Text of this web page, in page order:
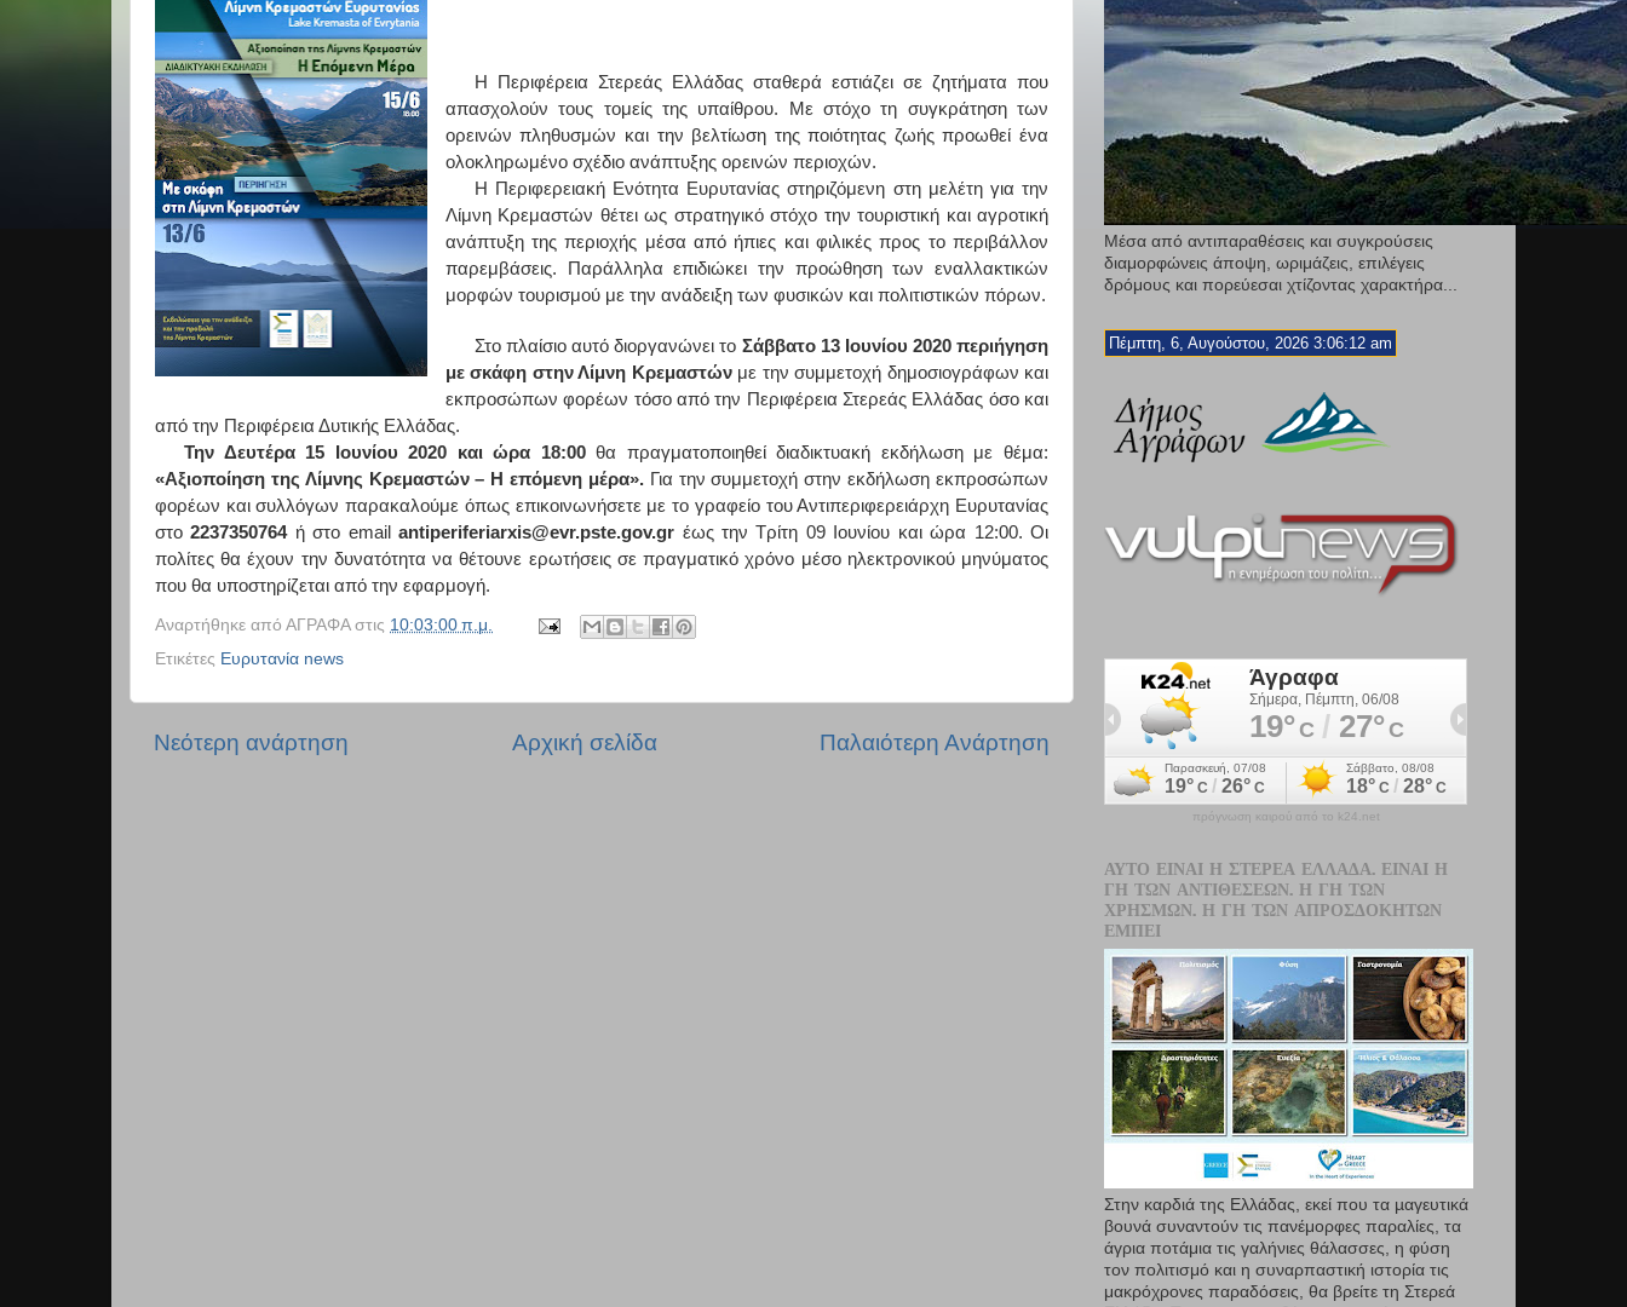
Η Περιφέρεια Στερεάς Ελλάδας σταθερά εστιάζει σε ζητήματα που
απασχολούν τους τομείς της υπαίθρου. Με στόχο τη συγκράτηση των
ορεινών πληθυσμών και την βελτίωση της ποιότητας ζωής προωθεί ένα
ολοκληρωμένο σχέδιο ανάπτυξης ορεινών περιοχών.
Η Περιφερειακή Ενότητα Ευρυτανίας στηριζόμενη στη μελέτη για την
Λίμνη Κρεμαστών θέτει ως στρατηγικό στόχο την τουριστική και αγροτική
ανάπτυξη της περιοχής μέσα από ήπιες και φιλικές προς το περιβάλλον
παρεμβάσεις. Παράλληλα επιδιώκει την προώθηση των εναλλακτικών
μορφών τουρισμού με την ανάδειξη των φυσικών και πολιτιστικών πόρων.
Στο πλαίσιο αυτό διοργανώνει το Σάββατο 13 Ιουνίου 2020 περιήγηση
με σκάφη στην Λίμνη Κρεμαστώνμε την συμμετοχή δημοσιογράφων και
εκπροσώπων φορέων τόσο από την Περιφέρεια Στερεάς Ελλάδας όσο και
από την Περιφέρεια Δυτικής Ελλάδας.
Την Δευτέρα 15 Ιουνίου 2020 και ώρα 18:00θα πραγματοποιηθεί διαδικτυακή εκδήλωση με θέμα:
«Αξιοποίηση της Λίμνης Κρεμαστών – Η επόμενη μέρα». Για την συμμετοχή στην εκδήλωση εκπροσώπων
φορέων και συλλόγων παρακαλούμε όπως επικοινωνήσετε με το γραφείο του Αντιπεριφερειάρχη Ευρυτανίας
στο2237350764ή στο email antiperiferiarxis@evr.pste.gov.gr έως την Τρίτη 09 Ιουνίου και ώρα 12:00. Οι
πολίτες θα έχουν την δυνατότητα να θέτουνε ερωτήσεις σε πραγματικό χρόνο μέσο ηλεκτρονικού μηνύματος
που θα υποστηρίζεται από την εφαρμογή.
Αναρτήθηκε από ΑΓΡΑΦΑ στις 10:03:00 π.μ.
Ετικέτες Ευρυτανία news
Νεότερη ανάρτηση Παλαιότερη Ανάρτηση
Αρχική σελίδα
Μέσα από αντιπαραθέσεις και συγκρούσεις
διαμορφώνεις άποψη, ωριμάζεις, επιλέγεις
δρόμους και πορεύεσαι χτίζοντας χαρακτήρα...
Πέμπτη, 6, Αυγούστου, 2026 3:06:14 am
πρόγνωση καιρού από το k24.net
ΑΥΤΌ ΕΊΝΑΙ Η ΣΤΕΡΕΆ ΕΛΛΆΔΑ. ΕΊΝΑΙ Η
ΓΗ ΤΩΝ ΑΝΤΙΘΈΣΕΩΝ. Η ΓΗ ΤΩΝ
ΧΡΗΣΜΏΝ. Η ΓΗ ΤΩΝ ΑΠΡΟΣΔΌΚΗΤΩΝ
ΕΜΠΕΙ
Στην καρδιά της Ελλάδας, εκεί που τα µαγευτικά
βουνά συναντούν τις πανέμορφες παραλίες, τα
άγρια ποτάμια τις γαλήνιες θάλασσες, η φύση
τον πολιτισμό και η συναρπαστική ιστορία τις
μακρόχρονες παραδόσεις, θα βρείτε τη Στερεά